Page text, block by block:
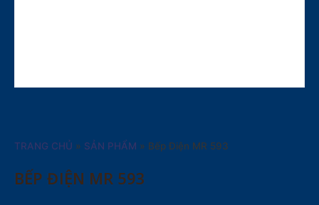
TRANG CHỦ » SẢN PHẨM » Bếp Điện MR 593
BẾP ĐIỆN MR 593